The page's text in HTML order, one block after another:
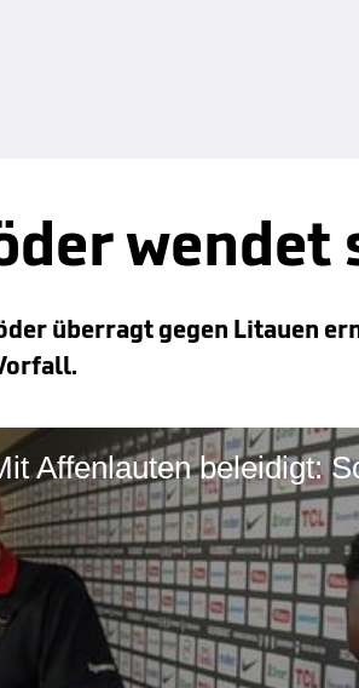
wendet
überragt gegen Litauen
Affenlauten beleidigt: